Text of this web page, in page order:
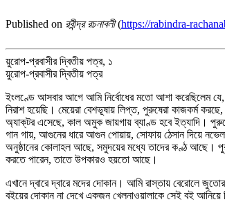
Published on রবীন্দ্র রচনাবলী(https://rabindra-
য়ুরোপ-প্রবাসীর দ্বিতীয় পত্র, ১
য়ুরোপ-প্রবাসীর দ্বিতীয় পত্র
ইংলণ্ডে আসবার আগে আমি নির্বোধের মতো আশা করেছিলেম যে,
নিরাশ হয়েছি। মেয়েরা বেশভূষায় লিপ্ত, পুরুষেরা কাজকর্ম
অ্যাক্‌টর এসেছে, কাল অমুক জায়গায় ব্যাণ্ড হবে ইত্যাদি।
গান গায়, আগুনের ধারে আগুন পোয়ায়, সোফায় ঠেসান দিয়ে
অনুষ্ঠানের কোলাহল আছে, সমুদয়ের মধ্যে তাদের কণ্ঠ আছে।
করতে পারেন, তাতে উপকারও হয়তো আছে।
এখানে দ্বারে দ্বারে মদের দোকান। আমি রাস্তায় বেরোলে
বইয়ের দোকান না দেখে একজন খেলনাওয়ালাকে সেই বই